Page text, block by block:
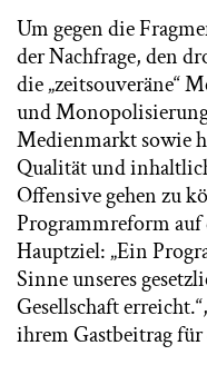
Um gegen die
der Nachfrage, den
die „zeitsouveräne“
und
Medienmarkt sowie
Qualität und
Offensive gehen zu
Programmreform auf
Hauptziel: „Ein
Sinne unseres
Gesellschaft
ihrem Gastbeitrag